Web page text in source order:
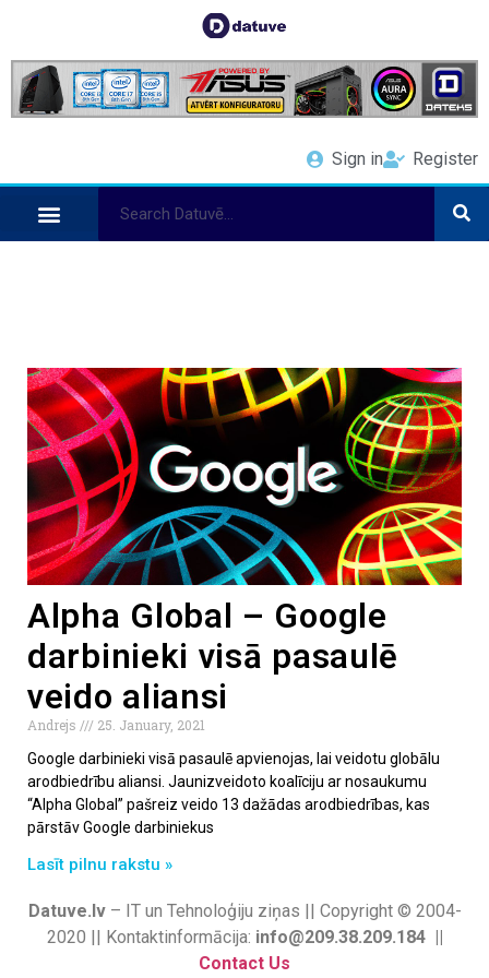
Sign in Register
Alpha Global – Google
darbinieki visā pasaulē
veido aliansi
Andrejs
25. January, 2021
Google darbinieki visā pasaulē apvienojas, lai veidotu globālu
arodbiedrību aliansi. Jaunizveidoto koalīciju ar nosaukumu
“Alpha Global” pašreiz veido 13 dažādas arodbiedrības, kas
pārstāv Google darbiniekus
Lasīt pilnu rakstu »
Datuve.lv– IT un Tehnoloģiju ziņas || Copyright © 2004-
2020 || Kontaktinformācija: info@209.38.209.184 ||
Contact Us